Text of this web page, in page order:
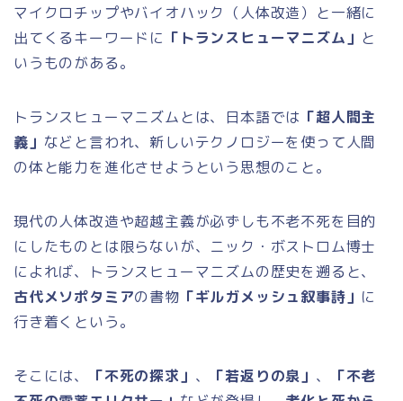
マイクロチップやバイオハック（人体改造）と一緒に
出てくるキーワードに 「トランスヒューマニズム」 と
いうものがある。
トランスヒューマニズムとは、日本語では 「超人間主
義」 などと言われ、新しいテクノロジーを使って人間
の体と能力を進化させようという思想のこと。
現代の人体改造や超越主義が必ずしも不老不死を目的
にしたものとは限らないが、ニック・ボストロム博士
によれば、トランスヒューマニズムの歴史を遡ると、
古代メソポタミアの書物 「ギルガメッシュ叙事詩」 に
行き着くという。
そこには、 「不死の探求」 、 「若返りの泉」 、
「不老